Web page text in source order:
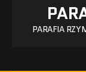
PARAFIA